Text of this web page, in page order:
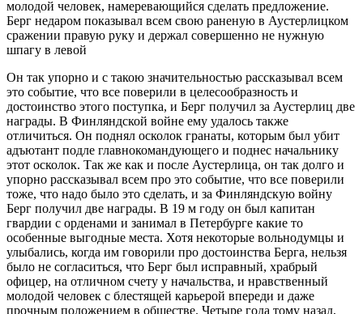
молодой человек, намеревающийся сделать предложение.
Берг недаром показывал всем свою раненую в Аустерлицком
сражении правую руку и держал совершенно не нужную
шпагу в левой
Он так упорно и с такою значительностью рассказывал всем
это событие, что все поверили в целесообразность и
достоинство этого поступка, и Берг получил за Аустерлиц две
награды. В Финляндской войне ему удалось также
отличиться. Он поднял осколок гранаты, которым был убит
адъютант подле главнокомандующего и поднес начальнику
этот осколок. Так же как и после Аустерлица, он так долго и
упорно рассказывал всем про это событие, что все поверили
тоже, что надо было это сделать, и за Финляндскую войну
Берг получил две награды. В 19 м году он был капитан
гвардии с орденами и занимал в Петербурге какие то
особенные выгодные места. Хотя некоторые вольнодумцы и
улыбались, когда им говорили про достоинства Берга, нельзя
было не согласиться, что Берг был исправный, храбрый
офицер, на отличном счету у начальства, и нравственный
молодой человек с блестящей карьерой впереди и даже
прочным положением в обществе. Четыре года тому назад,